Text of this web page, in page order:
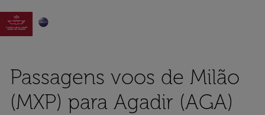

Passagens voos de Milão
(MXP) para Agadir (AGA)